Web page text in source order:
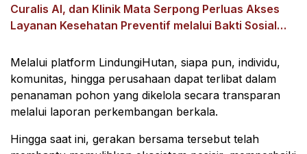
Curalis AI, dan Klinik Mata Serpong Perluas Akses
Layanan Kesehatan Preventif melalui Bakti Sosial
Melalui platform LindungiHutan, siapa pun, individu,
komunitas, hingga perusahaan dapat terlibat dalam
penanaman pohon yang dikelola secara transparan
melalui laporan perkembangan berkala.
Hingga saat ini, gerakan bersama tersebut telah